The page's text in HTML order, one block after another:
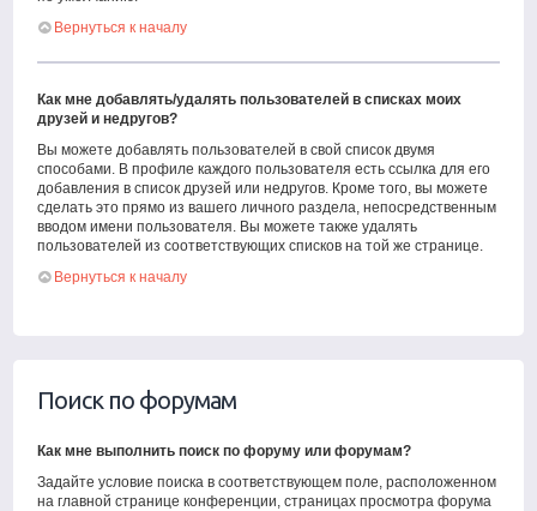
Вернуться к началу
Как мне добавлять/удалять пользователей в списках моих
друзей и недругов?
Вы можете добавлять пользователей в свой список двумя
способами. В профиле каждого пользователя есть ссылка для его
добавления в список друзей или недругов. Кроме того, вы можете
сделать это прямо из вашего личного раздела, непосредственным
вводом имени пользователя. Вы можете также удалять
пользователей из соответствующих списков на той же странице.
Вернуться к началу
Поиск по форумам
Как мне выполнить поиск по форуму или форумам?
Задайте условие поиска в соответствующем поле, расположенном
на главной странице конференции, страницах просмотра форума